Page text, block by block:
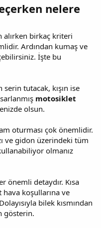
nelere
alırken birkaç kriteri
Ardından kumaş ve
İşte bu
serin tutacak, kışın ise
motosiklet
olsun.
oturması çok önemlidir.
ve gidon üzerindeki tüm
olmanız
önemli detaydır. Kısa
koşullarına ve
bilek kısmından
gösterin.